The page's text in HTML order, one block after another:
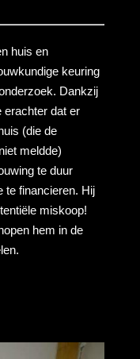
huis en
keuring
Dankzij
erachter dat er
(die de
meldde)
te duur
te financieren. Hij
miskoop!
hem in de